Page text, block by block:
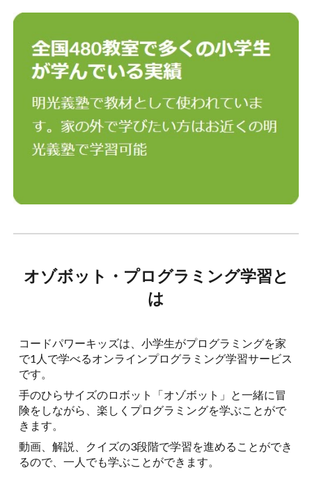
オゾボット・プログラミング学習と
は
コードパワーキッズは、小学生がプログラミングを家
で1人で学べるオンラインプログラミング学習サービス
です。
手のひらサイズのロボット「オゾボット」と一緒に冒
険をしながら、楽しく プログラミングを学ぶことがで
きます。
動画、解説、クイズの3段階で学習を進めることができ
るので、一人でも学ぶことができます。